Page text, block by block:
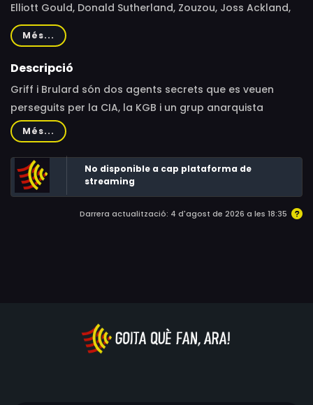
Elliott Gould, Donald Sutherland, Zouzou, Joss Ackland,
Xavier Gélin, Vladek Sheybal, Michael Petrovitch, Shane
Rimmer, Kenneth Griffith, Pierre Oudrey, Kenneth J.
Warren, Jacques Marin, Jeffry Wickham, Nigel
Melanie Ackland, Michael Anthony, Larry Taylor, Norman
Atkyns, Ernest Blyth, Ishaq Bux, Robert Cawdron, Andre
Charisse, Raf De La Torre, Andy Ho, Alf Joint, Eric Kent,
Hella Petri, Steve Plytas, George Pravda, Phillip Ross, Tina
Simmons, John Tatham, Reg Thomason
Més...
Descripció
Griff i Brulard són dos agents secrets que es veuen
perseguits per la CIA, la KGB i un grup anarquista
desconegut quan aprecien involucrats en un assumpte
relacionat amb un ballarí rus.
Més...
No disponible a cap plataforma de
streaming
Darrera actualització: 4 d'agost de 2026 a les 18:35